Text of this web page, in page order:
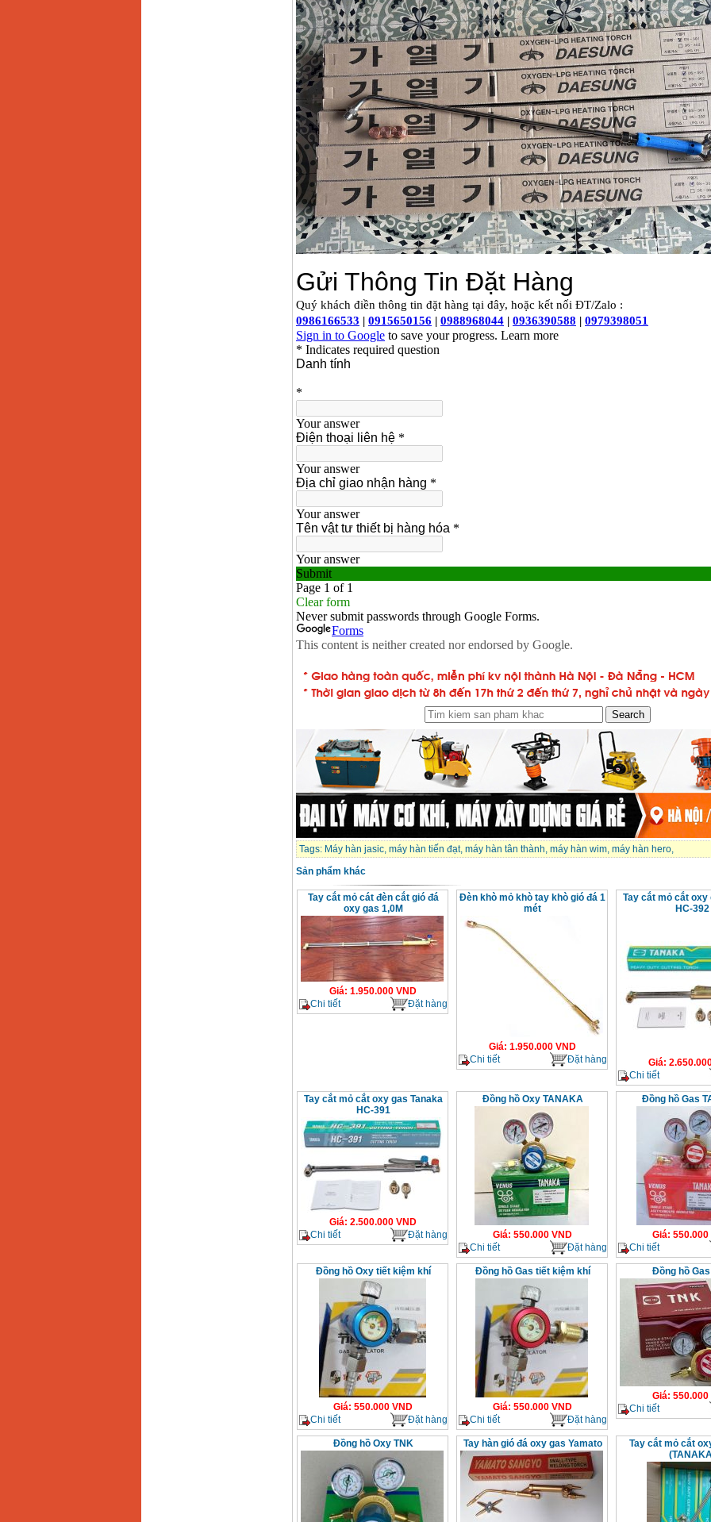
Tags: Máy hàn jasic, máy hàn tiến đạt, máy hàn tân thành, máy hàn wim, máy hàn hero,
Sản phẩm khác
Tay cắt mỏ cát đèn cắt gió đá
oxy gas 1,0M
Giá: 1.950.000 VND
Chi tiết
Đặt hàng
Đèn khò mỏ khò tay khò gió đá 1
mét
Giá: 1.950.000 VND
Chi tiết
Đặt hàng
Tay cắt mỏ cắt oxy
HC-392
Giá:
Chi tiết
Tay cắt mỏ cắt oxy gas Tanaka
HC-391
Giá: 2.500.000 VND
Chi tiết
Đặt hàng
Đồng hồ Oxy TANAKA
Giá: 550.000 VND
Chi tiết
Đặt hàng
Đồng hồ Gas
Giá: 550.000
Chi tiết
Đồng hồ Oxy tiết kiệm khí
Giá: 550.000 VND
Chi tiết
Đặt hàng
Đồng hồ Gas tiết kiệm khí
Giá: 550.000 VND
Chi tiết
Đặt hàng
Đồng hồ
Giá: 550.000
Chi tiết
Đồng hồ Oxy TNK Tay hàn gió đá oxy gas Yamato
Tay cắt mỏ cắt